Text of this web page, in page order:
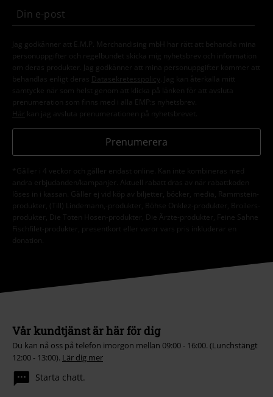
Jag godkänner att E.M.P. Merchandising mbH har rätt att behandla mina
personuppgifter och regelbundet skicka mig nyhetsbrev och information
om deras produkter. Jag godkänner att mina personuppgifter kommer att
behandlas enligt deras
Datasekretesspolicy
. Jag kan återkalla mitt
samtycke när som helst genom att klicka på länken för att avsluta
prenumeration som finns med i alla EMP:s nyhetsbrev.
Här kan jag avsluta prenumerationen på nyhetsbrevet.
Prenumerera
*Gäller i 4 veckor och gäller endast online. Kan inte kombineras med
andra erbjudanden/kampanjer. Aktuell rabatt dras av när rabattkoden
löses in i kassan. Gäller ej vid köp av biljetter, böcker, media, Rammstein-
produkter, (Till) Lindemann,-produkter, Böhse Onklez-produkter, Broilers-
produkter, Die Toten Hosen-produkter, Die Ärzte-produkter, Feine Sahne
Fischfilet-produkter, presentkort eller varor vars pris inkluderar en
donation.
Vår kundtjänst är här för dig
Du kan nå oss på telefon imorgon mellan 09:00 - 16:00. (Lunchstängt
12:00 - 13:00). Lär dig mer
Starta chatt.